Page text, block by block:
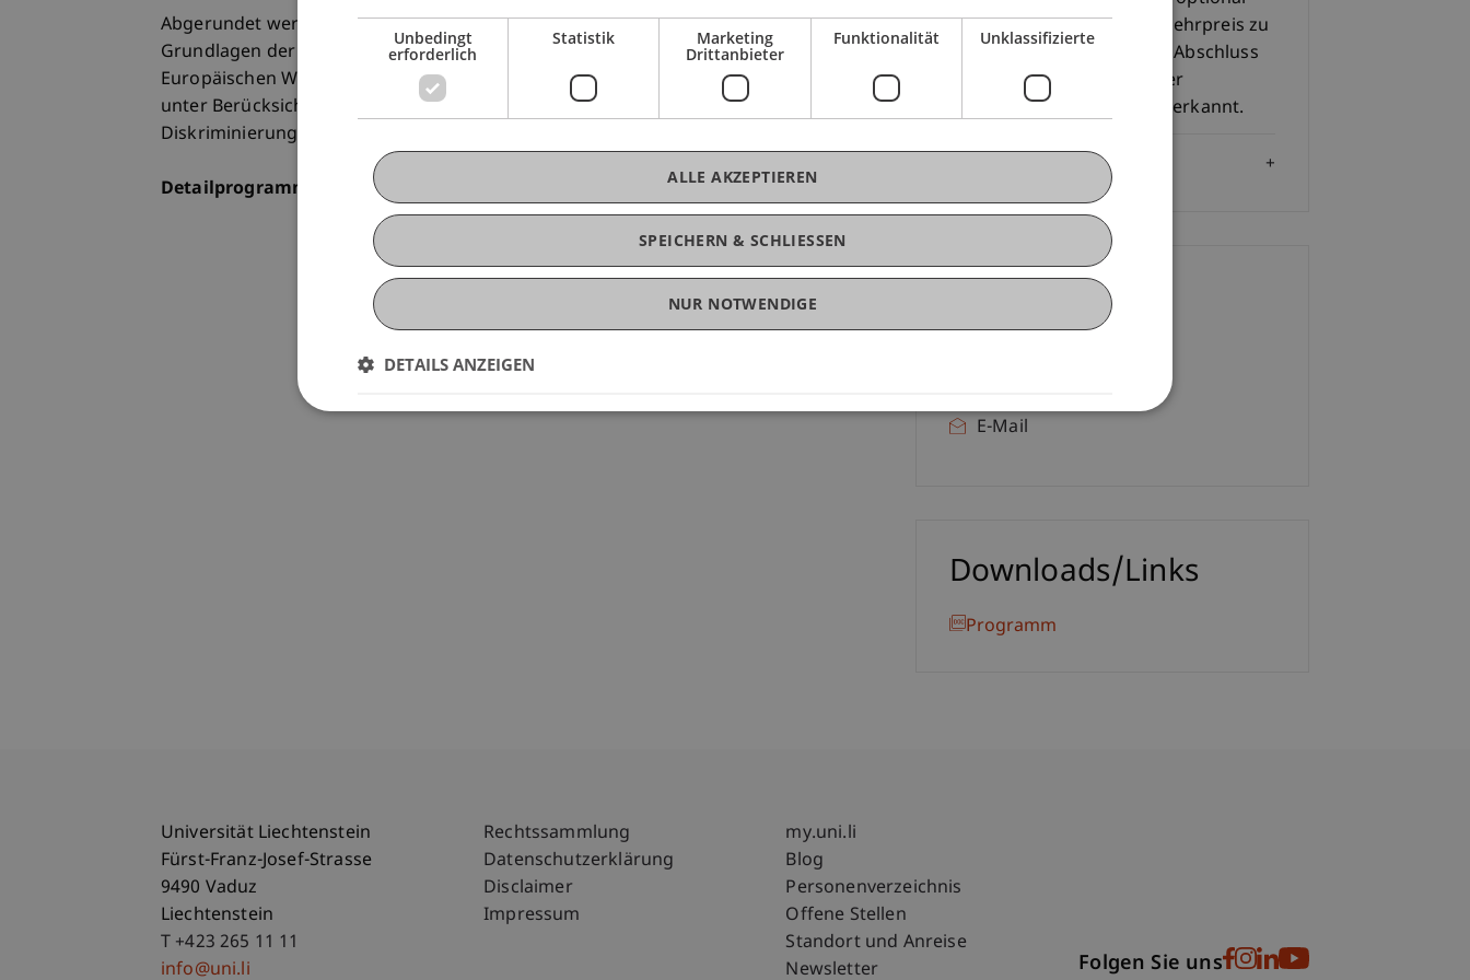
Abgerundet werden die behandelten rechtlichen Themen durch die Darstellung der
Grundlagen der Societas Europaea. Zudem erfolgt eine Einführung in das Recht des
Europäischen Wirtschaftsraumes und seine Bedeutung für Liechtenstein, insbesondere
unter Berücksichtigung der europäischen Grundfreiheiten sowie des allgemeinen
Diskriminierungsverbotes.
Detailprogramm folgt
die Modulprüfung ohne Mehrpreis zu
absolvieren. Bei positivem Abschluss
der Modulprüfung wird der
Intensivkurs mit 5 ECTS anerkannt.
E-Mail
Downloads/Links
Programm
Universität Liechtenstein
Fürst-Franz-Josef-Strasse
9490 Vaduz
Liechtenstein
T +423 265 11 11
info@uni.li
Fußzeile Rechtliche Hinweise
Rechtssammlung
Datenschutzerklärung
Disclaimer
Impressum
Fußzeile Subdomain-Verzeichnis
my.uni.li
Blog
Personenverzeichnis
Offene Stellen
Standort und Anreise
Newsletter
Folgen Sie uns
Unbedingt
erforderlich
Statistik Marketing
Drittanbieter
Funktionalität Unklassifizierte
SPEICHERN & SCHLIESSEN
ALLE AKZEPTIEREN
NUR NOTWENDIGE
DETAILS ANZEIGEN